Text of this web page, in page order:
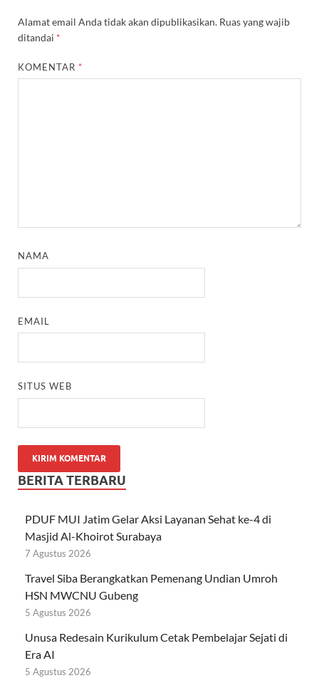
Alamat email Anda tidak akan dipublikasikan. Ruas yang wajib
ditandai *
KOMENTAR *
NAMA
EMAIL
SITUS WEB
BERITA TERBARU
PDUF MUI Jatim Gelar Aksi Layanan Sehat ke-4 di
Masjid Al-Khoirot Surabaya
7 Agustus 2026
Travel Siba Berangkatkan Pemenang Undian Umroh
HSN MWCNU Gubeng
5 Agustus 2026
Unusa Redesain Kurikulum Cetak Pembelajar Sejati di
Era AI
5 Agustus 2026